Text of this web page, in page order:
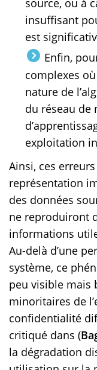
source, ou à
insuffisant
est
Enfin,
complexes
nature de
du réseau de
exploitation
Ainsi, ces
représentation
des données
ne reproduiront
informations
Au-delà d’une
système, ce
peu visible mais
minoritaires de
confidentialité
critiqué dans (
la dégradation